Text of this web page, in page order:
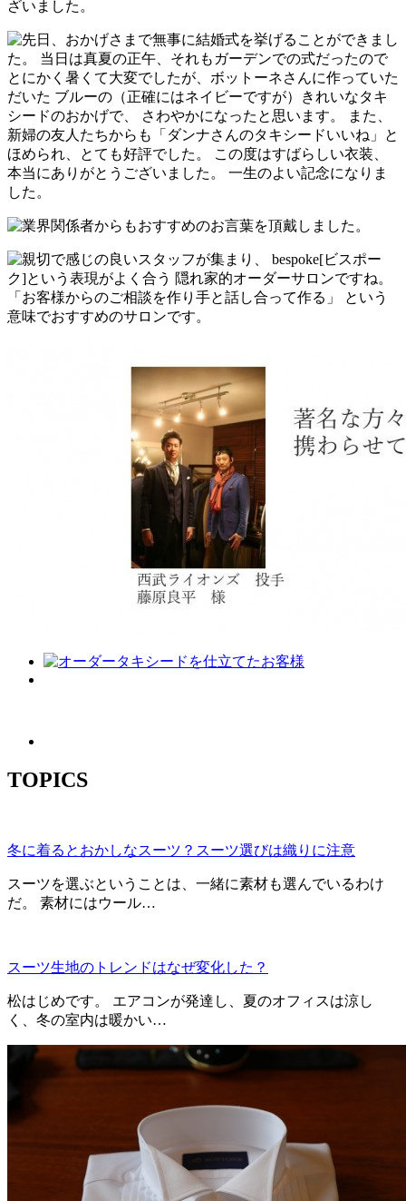
TOPICS
冬に着るとおかしなスーツ？スーツ選びは織りに注意
スーツを選ぶということは、一緒に素材も選んでいるわけ
だ。 素材にはウール…
スーツ生地のトレンドはなぜ変化した？
松はじめです。 エアコンが発達し、夏のオフィスは涼し
く、冬の室内は暖かい…